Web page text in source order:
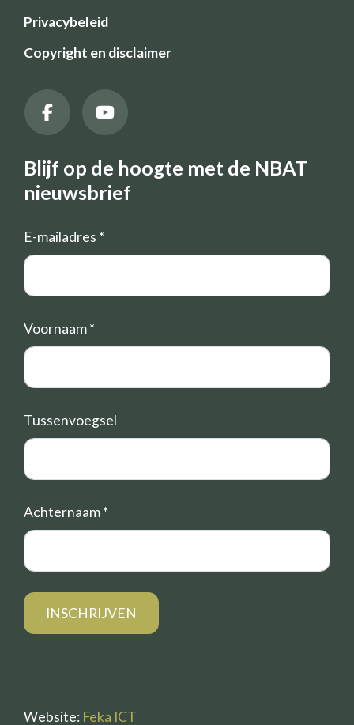
Privacybeleid
Copyright en disclaimer
Blijf op de hoogte met de NBAT
nieuwsbrief
E-mailadres *
Voornaam*
Tussenvoegsel
Achternaam*
Website: Feka ICT